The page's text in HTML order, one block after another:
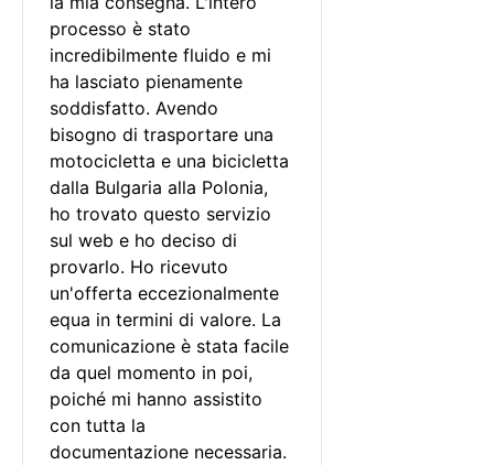
processo è stato
incredibilmente fluido e mi
ha lasciato pienamente
soddisfatto. Avendo
bisogno di trasportare una
motocicletta e una bicicletta
dalla Bulgaria alla Polonia,
ho trovato questo servizio
sul web e ho deciso di
provarlo. Ho ricevuto
un'offerta eccezionalmente
equa in termini di valore. La
comunicazione è stata facile
da quel momento in poi,
poiché mi hanno assistito
con tutta la
documentazione necessaria.